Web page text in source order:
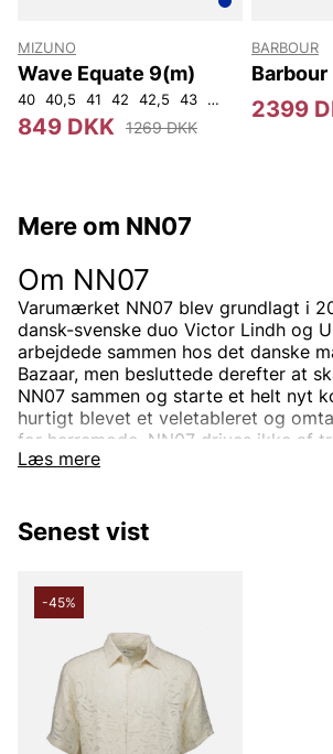
MIZUNO
Wave Equate 9(m)
40 40,5 41 42 42,5 43 44 44,5 45
849 DKK 1269 DKK
BARBOUR
2399
Mere om NN07
Læs mere
Om NN07
Varumærket NN07 blev grundlagt i
dansk-svenske duo Victor Lindh og
arbejdede sammen hos det danske
Bazaar, men besluttede derefter at
NN07 sammen og starte et helt nyt
hurtigt blevet et veletableret og
for herremode. NN07 drives ikke af
designer unikke plagg med fokus på
Hvordan opstod navnet
NN07 er et mærke for alle, uanset
NN07 står derfor for "Ingen
henviser til året, det blev skabt
kalder de nogle gange for "Vi er
hvilket ses i deres grafiske profil.
været, at alle mennesker skal føle sig
Senest vist
-45%